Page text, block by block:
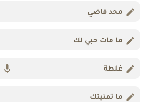
محد فاضي
ما مات حبي لك
غلطة
ما تمنيتك